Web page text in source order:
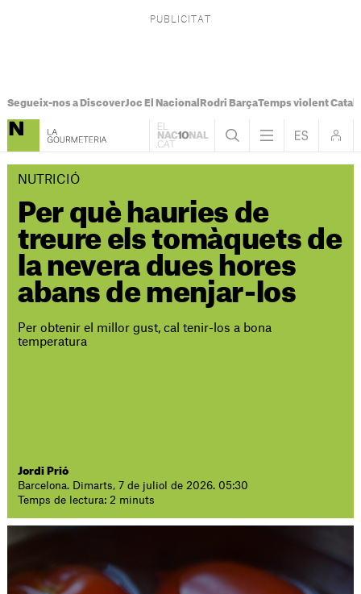
Segueix-nos a DiscoverJoc El Nacional Rodri BarçaTemps violent
NUTRICIÓ
Per què hauries de
treure els tomàquets de
la nevera dues hores
abans de menjar-los
Per obtenir el millor gust, cal tenir-los a bona
temperatura
Jordi Prió
Barcelona. Dimarts, 7 de juliol de 2026. 05:30
Temps de lectura: 2 minuts